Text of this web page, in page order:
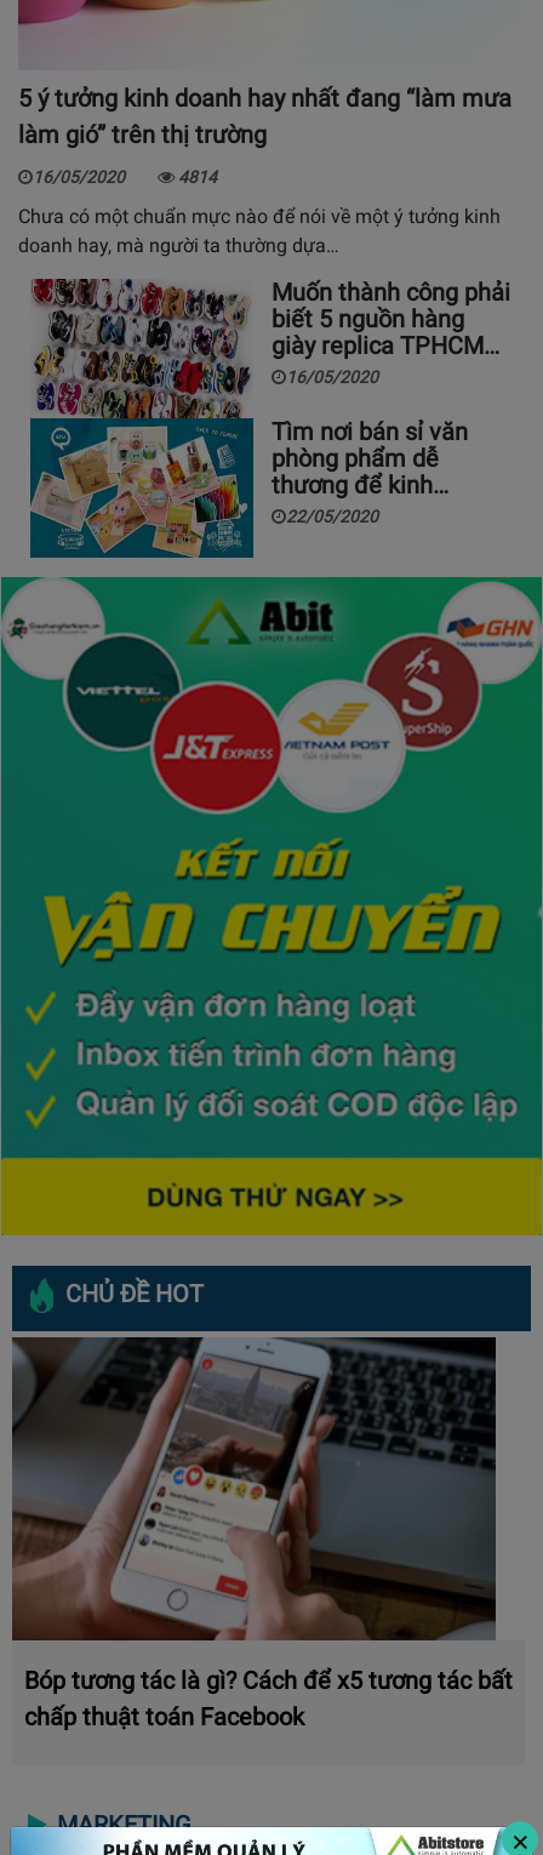
×
5 ý tưởng kinh doanh hay nhất đang “làm mưa
làm gió” trên thị trường
16/05/2020 4814
Chưa có một chuẩn mực nào để nói về một ý tưởng kinh
doanh hay, mà người ta thường dựa…
Muốn thành công phải
biết 5 nguồn hàng
giày replica TPHCM…
16/05/2020
Tìm nơi bán sỉ văn
phòng phẩm dễ
thương để kinh…
22/05/2020
CHỦ ĐỀ HOT
Bóp tương tác là gì? Cách để x5 tương tác bất
chấp thuật toán Facebook
MARKETING